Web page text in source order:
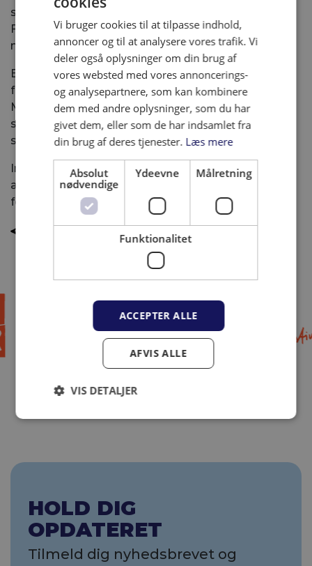
som Kalaset, Bænch, The Boy That Got Away,
Fraulein og Split:ted videre på vejen ind i
musikbranchen.
Efter finalen på Jelling Musikfestival 2026 får
forløbet nyt navn og et nyt ståsted, når Jelling
Musikfestival og spillestedet Bygningen i Vejle går
sammen om et fælles talentudviklingsprojekt, der
skal løfte arven videre i en ny ramme.
Inden længe kan aktørerne løfte sløret for
ændringerne og invitere et nyt hold talenter ind i
forløbet.
TILBAGE TIL NYHEDER
HOLD DIG
OPDATERET
Tilmeld dig nyhedsbrevet og
Vi bruger cookies til at tilpasse indhold,
annoncer og til at analysere vores trafik. Vi
deler også oplysninger om din brug af
vores websted med vores annoncerings-
og analysepartnere, som kan kombinere
dem med andre oplysninger, som du har
givet dem, eller som de har indsamlet fra
din brug af deres tjenester. Læs mere
Absolut
nødvendige
Ydeevne Målretning
Funktionalitet
ACCEPTER ALLE
AFVIS ALLE
VIS DETALJER